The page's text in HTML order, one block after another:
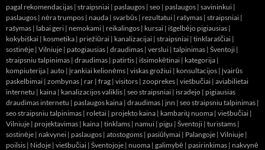
pagal rekomendacijas | straipsniai | paslaugos | seo | paslaugos | savininkui |
paslaugos | nėra trumpos | nauda | svarbūs | rezultatui | rašymas | straipsniai |
rašymas | labai geri | nemokami | reikalingos | kursai | išgelbėjo pigiausias |
kokybiškai | kosmetika | priežiūrai | kanalizacijai | straipsniai | tinklaraščiai |
sostinėje | Vilniuje | patogiausias | draudimas | verslui | talpinimas | Šventoji |
straipsniu talpinimas | draudimas | patirtis | išsimokėtinai | kategorija |
kompiuterija | auto | įrankiai kelionėms | viskas grožiui | konsultacijos | įvairūs
paskelbimai | zombynas | rar | frag | visitors | zooprekes | viešbučiai | aviabilietai
internetu | kaina | kanalizacijos valiklis | seo straipsniai | isradejo | pigiausias
draudimas internetu | paslaugos kaina | draudimas | jnn | seo straipsniu talpinimas |
seo straipsniu talpinimas | roletai | projekto kaina | kambarių nuoma | viešbučiai |
Vilniuje | projektavimas | kaina | tinklams | namui | pigu | Šventoji | turistams |
sostinėje | nakvynei | paslaugos | atostogoms | pasiūlymai | Palangoje | Vilniuje |
poilsis | Nidoje | viešbučiai | Šventojoje | nuoma | galimybė | pasirinkimas | nakvynė